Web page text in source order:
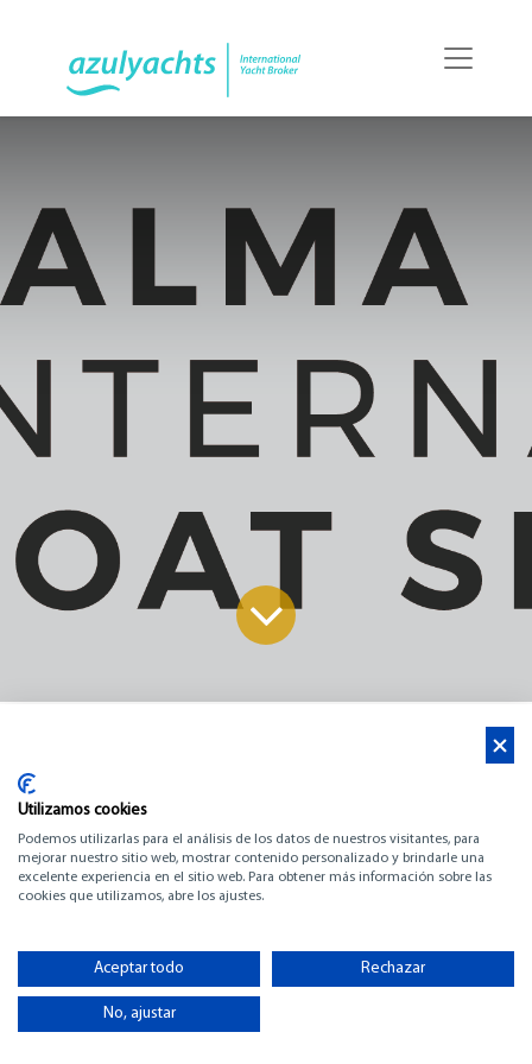
Salón Náutico Internacional de Palma 27. – 30. ABRIL 2023.
Moll Vell – Puerto de Palma en frente de La Lonja.
Horario: Desde las 10:00 h. hasta las 20:00 h.
BARCOS EXPUESTOS:
AZUL YACHTS
STAND B 37 (ZONA 3) Nº AMARRES: 603 - 609
Beneteau Oceanis 34.1
Beneteau Oceanis 40.1
Utilizamos cookies
Podemos utilizarlas para el análisis de los datos de nuestros visitantes, para
mejorar nuestro sitio web, mostrar contenido personalizado y brindarle una
excelente experiencia en el sitio web. Para obtener más información sobre las
cookies que utilizamos, abre los ajustes.
Aceptar todo Rechazar
No, ajustar